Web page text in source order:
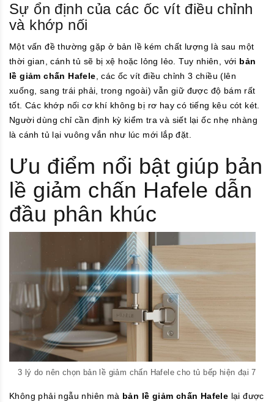
Sự ổn định của các ốc vít điều chỉnh
và khớp nối
Một vấn đề thường gặp ở bản lề kém chất lượng là sau một
thời gian, cánh tủ sẽ bị xệ hoặc lỏng lẻo. Tuy nhiên, với bản
lề giảm chấn Hafele , các ốc vít điều chỉnh 3 chiều (lên
xuống, sang trái phải, trong ngoài) vẫn giữ được độ bám rất
tốt. Các khớp nối cơ khí không bị rơ hay có tiếng kêu cót két.
Người dùng chỉ cần định kỳ kiểm tra và siết lại ốc nhẹ nhàng
là cánh tủ lại vuông vắn như lúc mới lắp đặt.
Ưu điểm nổi bật giúp bản
lề giảm chấn Hafele dẫn
đầu phân khúc
3 lý do nên chọn bản lề giảm chấn Hafele cho tủ bếp hiện đại 7
Không phải ngẫu nhiên mà bản lề giảm chấn Hafele lại được